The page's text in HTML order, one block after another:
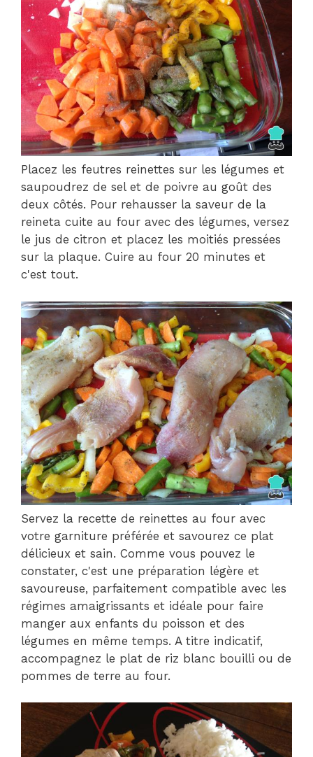
Placez les feutres reinettes sur les légumes et
saupoudrez de sel et de poivre au goût des
deux côtés. Pour rehausser la saveur de la
reineta cuite au four avec des légumes, versez
le jus de citron et placez les moitiés pressées
sur la plaque. Cuire au four 20 minutes et
c'est tout.
Servez la recette de reinettes au four avec
votre garniture préférée et savourez ce plat
délicieux et sain. Comme vous pouvez le
constater, c'est une préparation légère et
savoureuse, parfaitement compatible avec les
régimes amaigrissants et idéale pour faire
manger aux enfants du poisson et des
légumes en même temps. A titre indicatif,
accompagnez le plat de riz blanc bouilli ou de
pommes de terre au four.